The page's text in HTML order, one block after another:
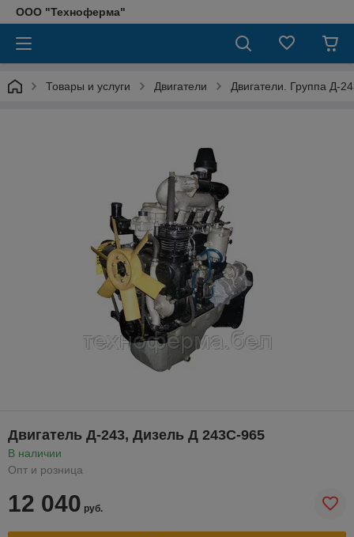
ООО "Техноферма"
Товары и услуги Двигатели Двигатели. Группа Д-
Двигатель Д-243, Дизель Д 243С-965
В наличии
Опт и розница
12 040 руб.